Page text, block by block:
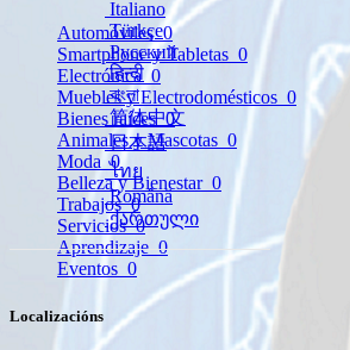
Italiano
Türkçe
Русский
हिन्दी
বাংলা
简体中文
日本語
ไทย
Română
ქართული
Automóviles0
Smartphone y Tabletas 0
Electrónica 0
Muebles y Electrodomésticos 0
Bienes raíces0
Animales y Mascotas 0
Moda 0
Belleza y Bienestar 0
Trabajos0
Servicios0
Aprendizaje 0
Eventos 0
Localizacións